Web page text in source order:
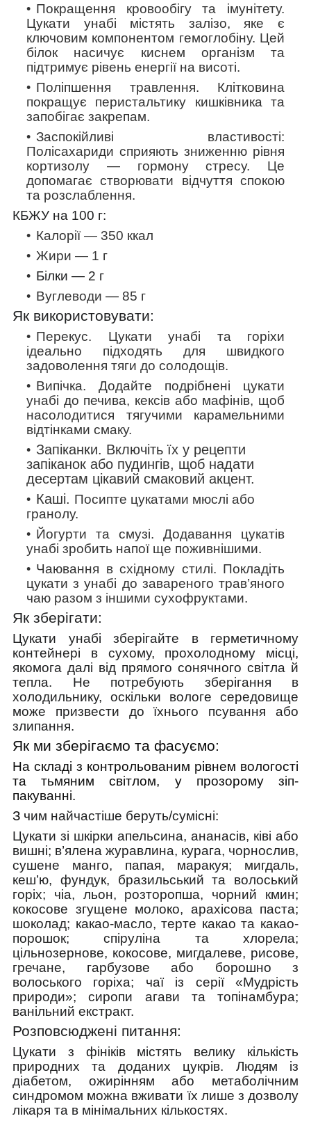
Покращення кровообігу та імунітету.
Цукати унабі містять залізо, яке є
ключовим компонентом гемоглобіну. Цей
білок насичує киснем організм та
підтримує рівень енергії на висоті.
Поліпшення травлення. Клітковина
покращує перистальтику кишківника та
запобігає закрепам.
Заспокійливі властивості:
Полісахариди сприяють зниженню рівня
кортизолу — гормону стресу. Це
допомагає створювати відчуття спокою
та розслаблення.
КБЖУ на 100 г:
Калорії — 350 ккал
Жири — 1 г
Білки — 2 г
Вуглеводи — 85 г
Як використовувати:
Перекус. Цукати унабі та горіхи
ідеально підходять для швидкого
задоволення тяги до солодощів.
Випічка. Додайте подрібнені цукати
унабі до печива, кексів або мафінів, щоб
насолодитися тягучими карамельними
відтінками смаку.
Запіканки. Включіть їх у рецепти
запіканок або пудингів, щоб надати
десертам цікавий смаковий акцент.
Каші. Посипте цукатами мюслі або
гранолу.
Йогурти та смузі. Додавання цукатів
унабі зробить напої ще поживнішими.
Чаювання в східному стилі. Покладіть
цукати з унабі до завареного трав’яного
чаю разом з іншими сухофруктами.
Як зберігати:
Цукати унабі зберігайте в герметичному
контейнері в сухому, прохолодному місці,
якомога далі від прямого сонячного світла й
тепла. Не потребують зберігання в
холодильнику, оскільки вологе середовище
може призвести до їхнього псування або
злипання.
Як ми зберігаємо та фасуємо:
На складі з контрольованим рівнем вологості
та тьмяним світлом, у прозорому зіп-
пакуванні.
З чим найчастіше беруть/cумісні:
Цукати зі шкірки апельсина, ананасів, ківі або
вишні; в’ялена журавлина, курага, чорнослив,
сушене манго, папая, маракуя; мигдаль,
кеш’ю, фундук, бразильський та волоський
горіх; чіа, льон, розторопша, чорний кмин;
кокосове згущене молоко, арахісова паста;
шоколад; какао-масло, терте какао та какао-
порошок; спіруліна та хлорела;
цільнозернове, кокосове, мигдалеве, рисове,
гречане, гарбузове або борошно з
волоського горіха; чаї із серії «Мудрість
природи»; сиропи агави та топінамбура;
ванільний екстракт.
Розповсюджені питання:
Цукати з фініків містять велику кількість
природних та доданих цукрів. Людям із
діабетом, ожирінням або метаболічним
синдромом можна вживати їх лише з дозволу
лікаря та в мінімальних кількостях.